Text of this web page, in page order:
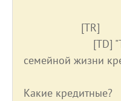
[TR]
[TD]
семейной жизни
Какие кредитные?